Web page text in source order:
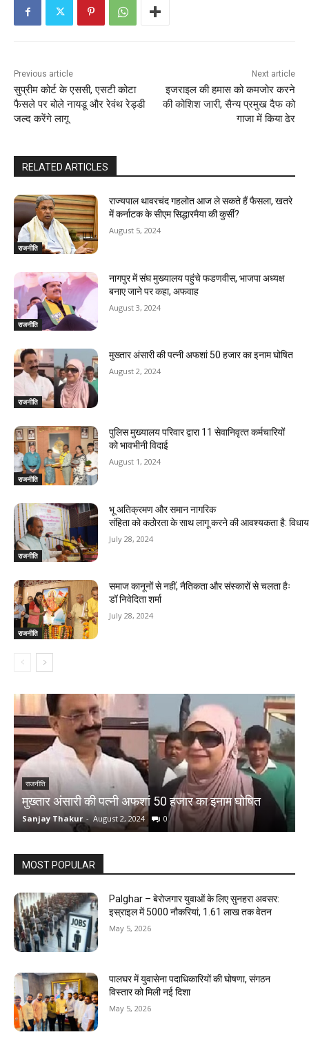
n
u
R
e
a
d
i
n
g
Previous article
सुप्रीम कोर्ट के एससी, एसटी कोटा
फैसले पर बोले नायडू और रेवंथ रेड्डी
जल्द करेंगे लागू
Next article
इजराइल की हमास को कमजोर करने
की कोशिश जारी, सैन्य प्रमुख दैफ को
गाजा में किया ढेर
RELATED ARTICLES
राजनीति
राज्यपाल थावरचंद गहलोत आज ले सकते हैं फैसला, खतरे
में कर्नाटक के सीएम सिद्धारमैया की कुर्सी?
August 5, 2024
राजनीति
नागपुर में संघ मुख्यालय पहुंचे फडणवीस, भाजपा अध्यक्ष
बनाए जाने पर कहा, अफवाह
August 3, 2024
राजनीति
मुख्तार अंसारी की पत्नी अफशां 50 हजार का इनाम घोषित
August 2, 2024
राजनीति
पुलिस मुख्यालय परिवार द्वारा 11 सेवानिवृत्‍त कर्मचारियों
को भावभीनी विदाई
August 1, 2024
राजनीति
भू अतिक्रमण और समान नागरिक
संहिता काे कठाेेरता के साथ लागू करने की आवश्यकता है:
July 28, 2024
राजनीति
समाज कानूनों से नहीं, नैतिकता और संस्कारों से चलता हैः
डॉ निवेदिता शर्मा
July 28, 2024
राजनीति
मुख्तार अंसारी की पत्नी अफशां 50 हजार का इनाम घोषित
Sanjay Thakur - August 2, 2024 0
MOST POPULAR
Palghar – बेरोजगार युवाओं के लिए सुनहरा अवसर:
इस्राइल में 5000 नौकरियां, ₹1.61 लाख तक वेतन
May 5, 2026
पालघर में युवासेना पदाधिकारियों की घोषणा, संगठन
विस्तार को मिली नई दिशा
May 5, 2026